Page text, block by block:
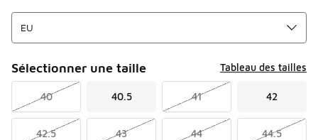
Sélectionner une taille Tableau des tailles
40 40.5 41 42
42.5 43 44 44.5